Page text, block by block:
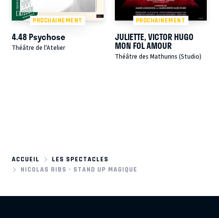
PROCHAINEMENT
4.48 Psychose
Théâtre de l'Atelier
PROCHAINEMENT
JULIETTE, VICTOR HUGO
MON FOL AMOUR
Théâtre des Mathurins (Studio)
ACCUEIL
LES SPECTACLES
NICOLAS RIBS - STAND UP MAGIQUE